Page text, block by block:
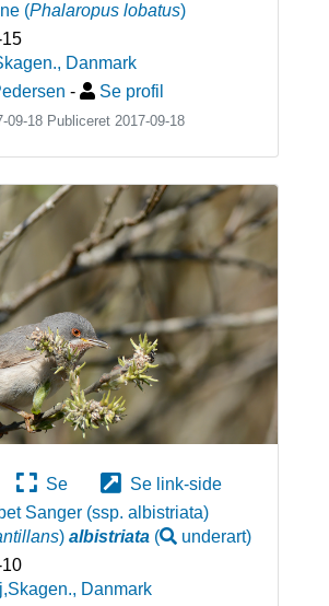
(Phalaropus lobatus)
, Danmark
- Se profil
09-18 Publiceret 2017-09-18
Se
Se link-side
Sanger (ssp. albistriata)
) albistriata( underart)
, Danmark